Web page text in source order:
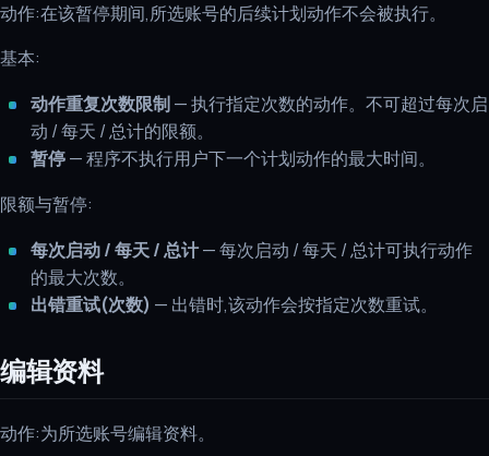
动作:在该暂停期间,所选账号的后续计划动作不会被执行。
基本:
动作重复次数限制— 执行指定次数的动作。不可超过每次启
动 / 每天 / 总计的限额。
暂停— 程序不执行用户下一个计划动作的最大时间。
限额与暂停:
每次启动 / 每天 / 总计— 每次启动 / 每天 / 总计可执行动作
的最大次数。
出错重试(次数) — 出错时,该动作会按指定次数重试。
编辑资料
动作:为所选账号编辑资料。